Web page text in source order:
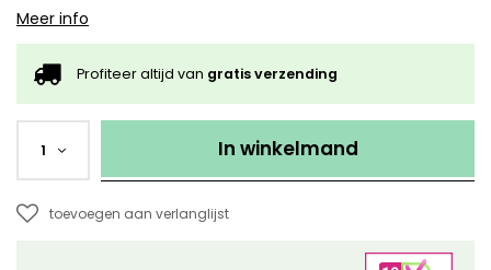
Meer info
Profiteer altijd van gratis verzending
1 In winkelmand
toevoegen aan verlanglijst